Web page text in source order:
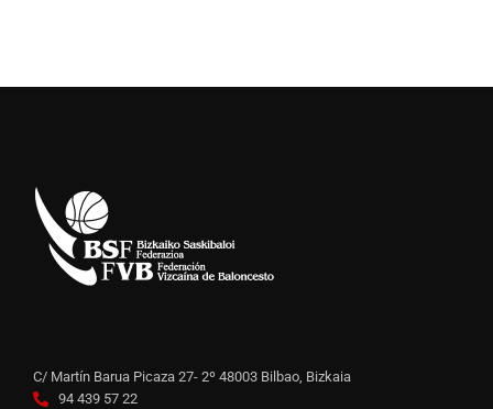
C/ Martín Barua Picaza 27- 2º 48003 Bilbao, Bizkaia
94 439 57 22